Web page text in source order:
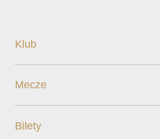
Klub
Mecze
Bilety